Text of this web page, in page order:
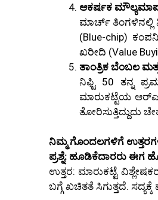
ಆಕರ್ಷಕ
ಮಾರ್ಚ್ ತಿಂಗಳಿನಲ್ಲಿ
(Blue-chip)
ಖರೀದಿ (Value
ತಾಂತ್ರಿಕ ಬೆಂಬಲ
ನಿಫ್ಟಿ 50 ತನ್ನ
ಮಾರುಕಟ್ಟೆಯ
ತೋರಿಸುತ್ತಿದ್ದುದು
ನಿಮ್ಮ ಗೊಂದಲಗಳಿಗೆ
ಪ್ರಶ್ನೆ: ಹೂಡಿಕೆದಾರರು ಈಗ
ಉತ್ತರ: ಮಾರುಕಟ್ಟೆ
ಬಗ್ಗೆ ಖಚಿತತೆ ಸಿಗುತ್ತದೆ.